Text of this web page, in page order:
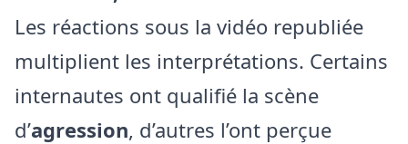
Les réactions sous la vidéo republiée
multiplient les interprétations. Certains
internautes ont qualifié la scène
d’agression, d’autres l’ont perçue